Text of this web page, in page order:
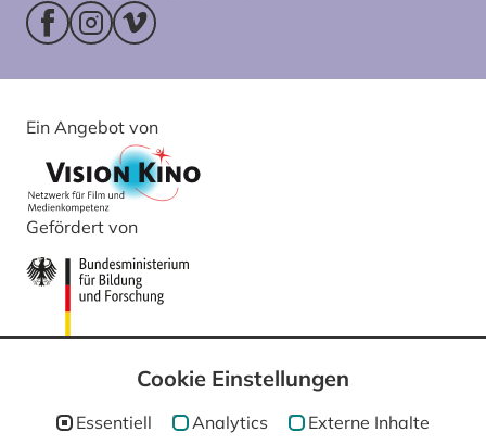
Facebookseite (öffnet im neuen Fenster)
Instagram (öffnet im neuen Fenster)
Vimeo (öffnet im neuen Fenster)
Ein Angebot von
Gefördert von
Cookie Einstellungen
Essentiell Analytics Externe Inhalte